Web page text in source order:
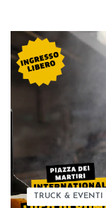
TRUCK & EVENTI